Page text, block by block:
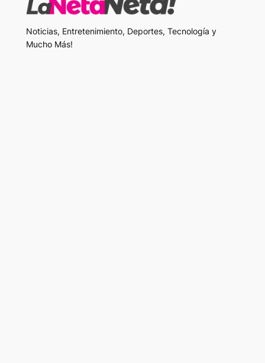
Noticias, Entretenimiento, Deportes, Tecnología y
Mucho Más!